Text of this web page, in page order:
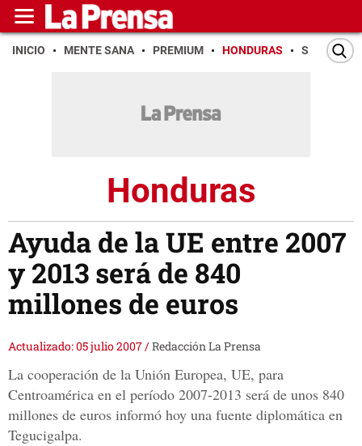
INICIO MENTE SANA PREMIUM HONDURAS SAN PEDRO
Honduras
Ayuda de la UE entre 2007
y 2013 será de 840
millones de euros
Actualizado: 05 julio 2007/Redacción La Prensa
La cooperación de la Unión Europea, UE, para
Centroamérica en el período 2007-2013 será de unos 840
millones de euros informó hoy una fuente diplomática en
Tegucigalpa.